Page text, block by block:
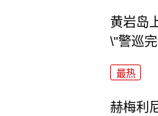
黄岩岛
\"警巡
最热
赫梅利